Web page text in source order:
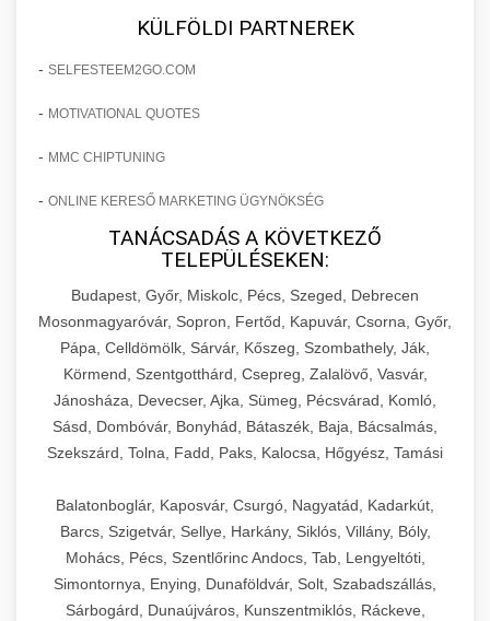
KÜLFÖLDI PARTNEREK
- SELFESTEEM2GO.COM
- MOTIVATIONAL QUOTES
- MMC CHIPTUNING
- ONLINE KERESŐ MARKETING ÜGYNÖKSÉG
TANÁCSADÁS A KÖVETKEZŐ
TELEPÜLÉSEKEN:
Budapest, Győr, Miskolc, Pécs, Szeged, Debrecen
Mosonmagyaróvár, Sopron, Fertőd, Kapuvár, Csorna, Győr,
Pápa, Celldömölk, Sárvár, Kőszeg, Szombathely, Ják,
Körmend, Szentgotthárd, Csepreg, Zalalövő, Vasvár,
Jánosháza, Devecser, Ajka, Sümeg, Pécsvárad, Komló,
Sásd, Dombóvár, Bonyhád, Bátaszék, Baja, Bácsalmás,
Szekszárd, Tolna, Fadd, Paks, Kalocsa, Hőgyész, Tamási
Balatonboglár, Kaposvár, Csurgó, Nagyatád, Kadarkút,
Barcs, Szigetvár, Sellye, Harkány, Siklós, Villány, Bóly,
Mohács, Pécs, Szentlőrinc Andocs, Tab, Lengyeltóti,
Simontornya, Enying, Dunaföldvár, Solt, Szabadszállás,
Sárbogárd, Dunaújváros, Kunszentmiklós, Ráckeve,